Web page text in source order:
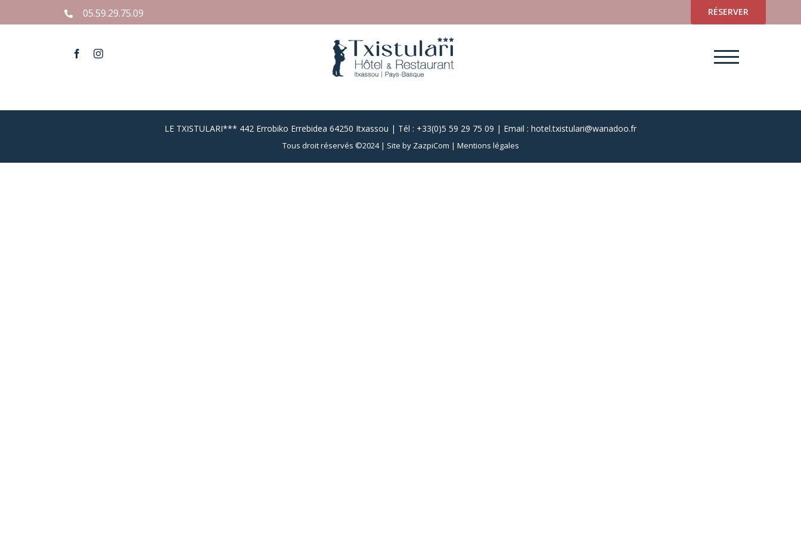
to
05.59.29.75.09 RÉSERVER
LE TXISTULARI*** 442 Errobiko Errebidea 64250 Itxassou | Tél : +33(0)5 59 29 75 09 | Email : hotel.txistulari@wanadoo.fr
Tous droit réservés ©2024 | Site by ZazpiCom | Mentions légales